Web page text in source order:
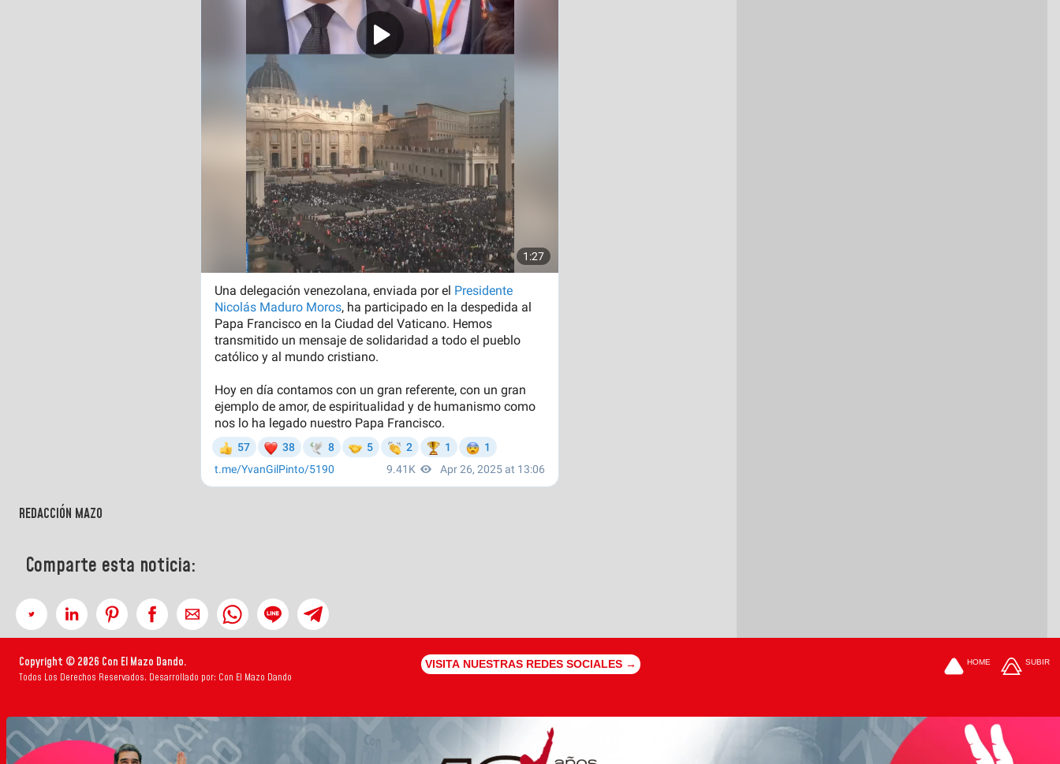
REDACCIÓN MAZO
Comparte esta noticia:
Copyright © 2026 Con El Mazo Dando.
Todos Los Derechos Reservados. Desarrollado por: Con El Mazo Dando
VISITA NUESTRAS REDES SOCIALES → HOME SUBIR